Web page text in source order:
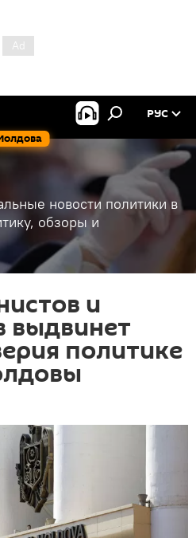
РУС
новости политики в
обзоры и
и
выдвинет
политике